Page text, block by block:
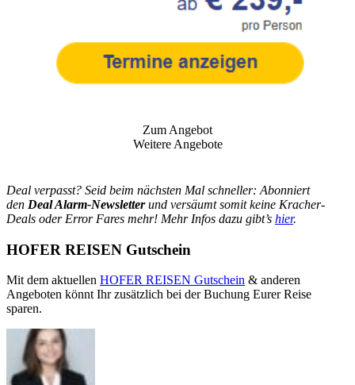
Zum Angebot
Weitere Angebote
Deal verpasst? Seid beim nächsten Mal schneller: Abonniert
den Deal Alarm-Newsletterund versäumt somit keine Kracher-
Deals oder Error Fares mehr! Mehr Infos dazu gibt’s hier.
HOFER REISEN Gutschein
Mit dem aktuellen HOFER REISEN Gutschein & anderen
Angeboten könnt Ihr zusätzlich bei der Buchung Eurer Reise
sparen.